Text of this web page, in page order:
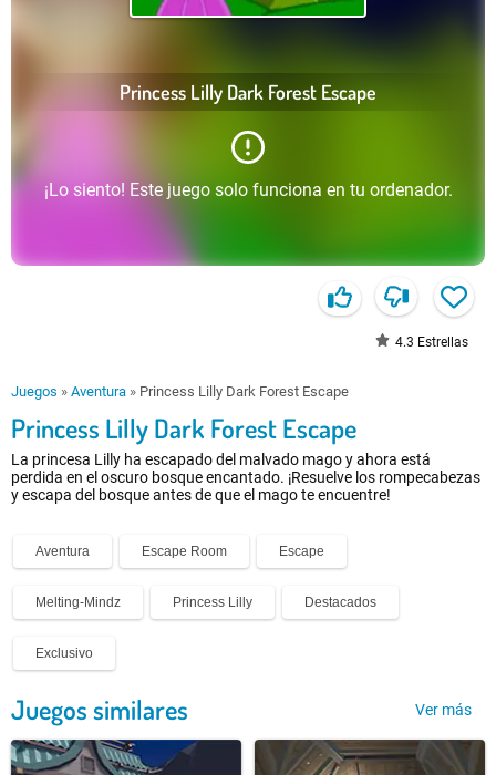
Princess Lilly Dark Forest Escape
¡Lo siento! Este juego solo funciona en tu ordenador.
4.3 Estrellas
Juegos » Aventura » Princess Lilly Dark Forest Escape
Princess Lilly Dark Forest Escape
La princesa Lilly ha escapado del malvado mago y ahora está
perdida en el oscuro bosque encantado. ¡Resuelve los rompecabezas
y escapa del bosque antes de que el mago te encuentre!
Aventura Escape Room Escape
Melting-Mindz Princess Lilly Destacados
Exclusivo
Juegos similares Ver más